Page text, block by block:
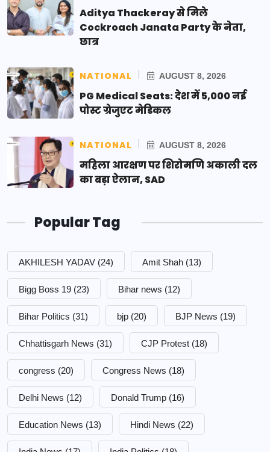
Aditya Thackeray से मिले
Cockroach Janata Party के नेता,
छात्र
NATIONAL AUGUST 8, 2026
PG Medical Seats: देश में 5,000 नई
पोस्ट ग्रेजुएट मेडिकल
NATIONAL AUGUST 8, 2026
महिला आरक्षण पर शिरोमणि अकाली दल
का बड़ा ऐलान, SAD
Popular Tag
AKHILESH YADAV (24) Amit Shah (13)
Bigg Boss 19 (23) Bihar news (12)
Bihar Politics (31) bjp (20) BJP News (19)
Chhattisgarh News (31) CJP Protest (18)
congress (20) Congress News (18)
Delhi News (12) Donald Trump (16)
Education News (13) Hindi News (22)